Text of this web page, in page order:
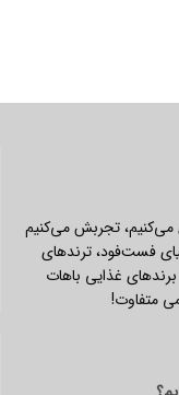
تجربش می‌کنیم
فست‌فود، ترندهای
غذایی باهات
متفاوت!